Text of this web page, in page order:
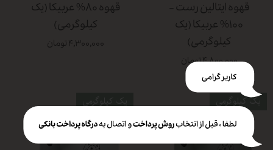
قهوه ایتالین رست -
۱۰۰% عربیکا (یک
کیلوگرمی)
۴,۸۰۰,۰۰۰ تومان
قهوه ۸۰% عربیکا (یک
کیلوگرمی)
۴,۳۰۰,۰۰۰ تومان
یک کیلوگرمی